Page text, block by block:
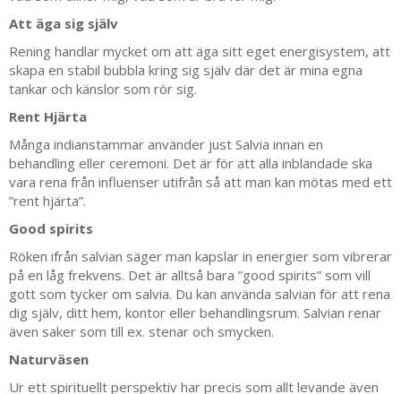
Att äga sig själv
Rening handlar mycket om att äga sitt eget energisystem, att
skapa en stabil bubbla kring sig själv där det är mina egna
tankar och känslor som rör sig.
Rent Hjärta
Många indianstammar använder just Salvia innan en
behandling eller ceremoni. Det är för att alla inblandade ska
vara rena från influenser utifrån så att man kan mötas med ett
”rent hjärta”.
Good spirits
Röken ifrån salvian säger man kapslar in energier som vibrerar
på en låg frekvens. Det är alltså bara ”good spirits” som vill
gott som tycker om salvia. Du kan använda salvian för att rena
dig själv, ditt hem, kontor eller behandlingsrum. Salvian renar
även saker som till ex. stenar och smycken.
Naturväsen
Ur ett spirituellt perspektiv har precis som allt levande även